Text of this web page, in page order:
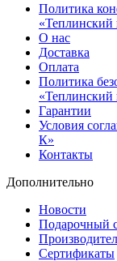
Политика
«Теплинский
О нас
Доставка
Оплата
Политика
«Теплинский
Гарантии
Условия
К»
Контакты
Дополнительно
Новости
Подарочный
Сертификаты